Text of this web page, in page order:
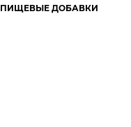
ПИЩЕВЫЕ ДОБАВКИ